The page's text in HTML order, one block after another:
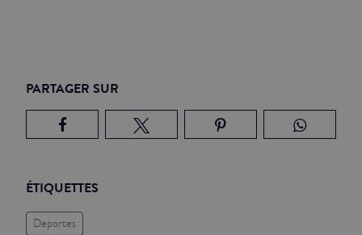
PARTAGER SUR
ÉTIQUETTES
Deportes